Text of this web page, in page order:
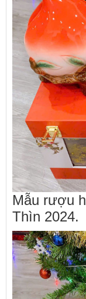
Mẫu rượu
Thìn 2024.